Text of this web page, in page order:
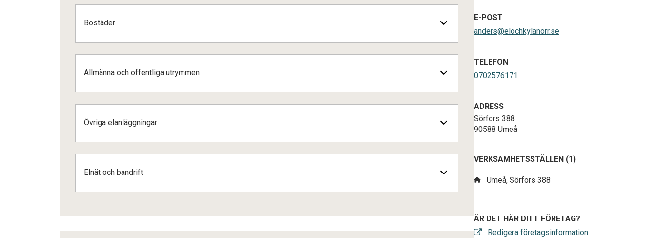
Bostäder
Allmänna och offentliga utrymmen
Övriga elanläggningar
Elnät och bandrift
E-POST
anders@elochkylanorr.se
TELEFON
0702576171
ADRESS
Sörfors 388
90588 Umeå
VERKSAMHETSSTÄLLEN (1)
Umeå, Sörfors 388
ÄR DET HÄR DITT FÖRETAG?
Redigera företagsinformation